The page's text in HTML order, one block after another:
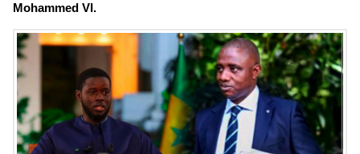
Mohammed VI.